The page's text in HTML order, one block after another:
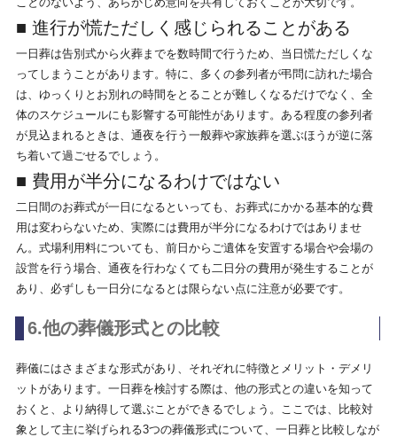
■ 進行が慌ただしく感じられることがある
一日葬は告別式から火葬までを数時間で行うため、当日慌ただしくな
ってしまうことがあります。特に、多くの参列者が弔問に訪れた場合
は、ゆっくりとお別れの時間をとることが難しくなるだけでなく、全
体のスケジュールにも影響する可能性があります。ある程度の参列者
が見込まれるときは、通夜を行う一般葬や家族葬を選ぶほうが逆に落
ち着いて過ごせるでしょう。
■ 費用が半分になるわけではない
二日間のお葬式が一日になるといっても、お葬式にかかる基本的な費
用は変わらないため、実際には費用が半分になるわけではありませ
ん。式場利用料についても、前日からご遺体を安置する場合や会場の
設営を行う場合、通夜を行わなくても二日分の費用が発生することが
あり、必ずしも一日分になるとは限らない点に注意が必要です。
6.他の葬儀形式との比較
葬儀にはさまざまな形式があり、それぞれに特徴とメリット・デメリ
ットがあります。一日葬を検討する際は、他の形式との違いを知って
おくと、より納得して選ぶことができるでしょう。ここでは、比較対
象として主に挙げられる3つの葬儀形式について、一日葬と比較しなが